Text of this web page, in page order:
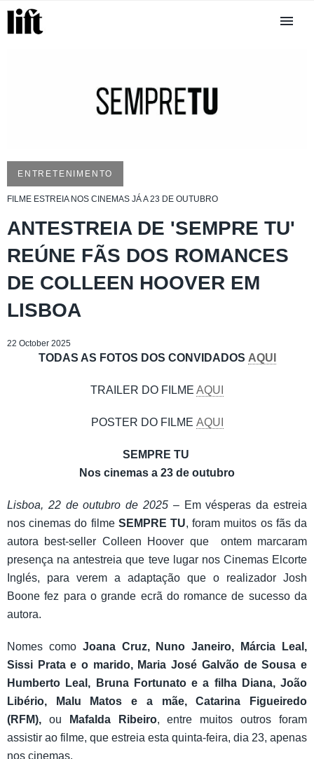
ENTRETENIMENTO
FILME ESTREIA NOS CINEMAS JÁ A 23 DE OUTUBRO
ANTESTREIA DE 'SEMPRE TU'
REÚNE FÃS DOS ROMANCES
DE COLLEEN HOOVER EM
LISBOA
22 October 2025
TODAS AS FOTOS DOS CONVIDADOS AQUI
TRAILER DO FILME AQUI
POSTER DO FILME AQUI
SEMPRE TU
Nos cinemas a 23 de outubro
Lisboa, 22 de outubro de 2025 – Em vésperas da estreia
nos cinemas do filme SEMPRE TU, foram muitos os fãs da
autora best-seller Colleen Hoover que ontem marcaram
presença na antestreia que teve lugar nos Cinemas Elcorte
Inglés, para verem a adaptação que o realizador Josh
Boone fez para o grande ecrã do romance de sucesso da
autora.
Nomes como Joana Cruz, Nuno Janeiro, Márcia Leal,
Sissi Prata e o marido, Maria José Galvão de Sousa e
Humberto Leal, Bruna Fortunato e a filha Diana, João
Libério, Malu Matos e a mãe, Catarina Figueiredo
(RFM), ou Mafalda Ribeiro, entre muitos outros foram
assistir ao filme, que estreia esta quinta-feira, dia 23, apenas
nos cinemas.